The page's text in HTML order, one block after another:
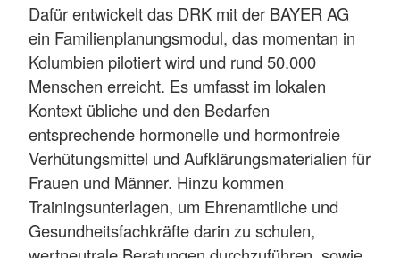
Dafür entwickelt das DRK mit der BAYER AG
ein Familienplanungsmodul, das momentan in
Kolumbien pilotiert wird und rund 50.000
Menschen erreicht. Es umfasst im lokalen
Kontext übliche und den Bedarfen
entsprechende hormonelle und hormonfreie
Verhütungsmittel und Aufklärungsmaterialien für
Frauen und Männer. Hinzu kommen
Trainingsunterlagen, um Ehrenamtliche und
Gesundheitsfachkräfte darin zu schulen,